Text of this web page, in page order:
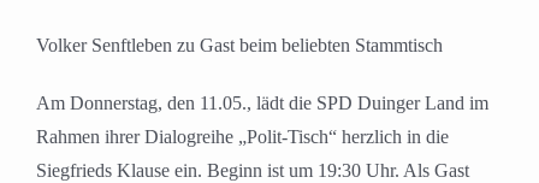
Volker Senftleben zu Gast beim beliebten Stammtisch
Am Donnerstag, den 11.05., lädt die SPD Duinger Land im
Rahmen ihrer Dialogreihe „Polit-Tisch“ herzlich in die
Siegfrieds Klause ein. Beginn ist um 19:30 Uhr. Als Gast